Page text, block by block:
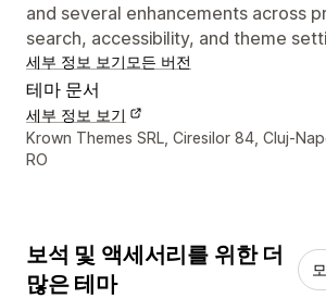
and several enhancements across
search, accessibility, and theme
세부 정보 보기 모든 버전
테마 문서
세부 정보 보기
디자이너 연락처 세부 정보
Krown Themes SRL, Ciresilor 84, Cluj-
RO
보석 및 액세서리를 위한 더
많은 테마